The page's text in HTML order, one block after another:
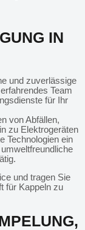
IN
und zuverlässige
Team
für Ihr
von Abfällen,
zu Elektrogeräten
Technologien ein
und tragen Sie
für Kappeln zu